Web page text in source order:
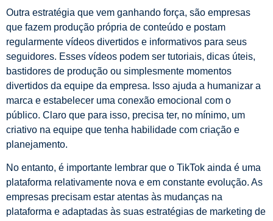
Outra estratégia que vem ganhando força, são empresas
que fazem produção própria de conteúdo e postam
regularmente vídeos divertidos e informativos para seus
seguidores. Esses vídeos podem ser tutoriais, dicas úteis,
bastidores de produção ou simplesmente momentos
divertidos da equipe da empresa. Isso ajuda a humanizar a
marca e estabelecer uma conexão emocional com o
público. Claro que para isso, precisa ter, no mínimo, um
criativo na equipe que tenha habilidade com criação e
planejamento.
No entanto, é importante lembrar que o TikTok ainda é uma
plataforma relativamente nova e em constante evolução. As
empresas precisam estar atentas às mudanças na
plataforma e adaptadas às suas estratégias de marketing de